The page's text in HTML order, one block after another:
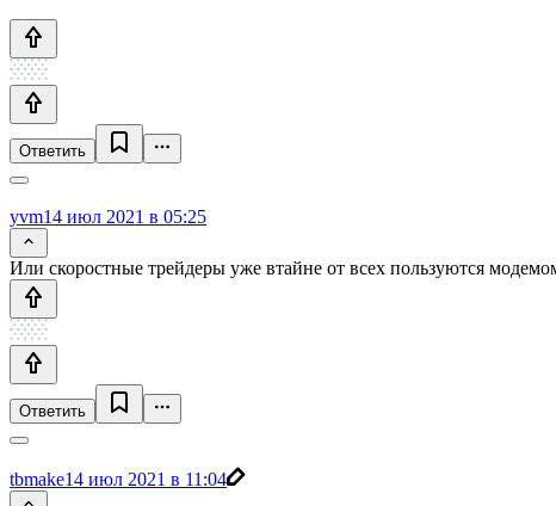
Ответить
yvm14 июл 2021 в 05:25
Или скоростные трейдеры уже втайне от всех пользуются
Ответить
tbmake14 июл 2021 в 11:04